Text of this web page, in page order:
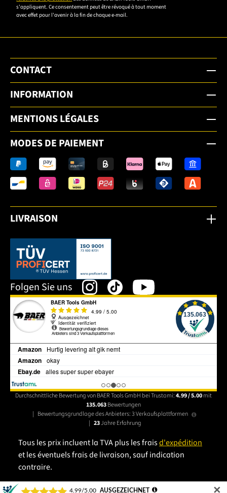
s'appliquent. Ce consentement peut être révoqué à tout moment
avec effet pour l'avenir à la fin de chaque e-mail.
CONTACT
INFORMATION
MENTIONS LÉGALES
MODES DE PAIEMENT
LIVRAISON
Dieser Link öffnet sich in einem neuen Tab.
Folgen Sie uns
Durchschnittliche Bewertung von BAER Tools GmbH bei Trustami:4.99 / 5.00mit
135.063Bewertungen
| Bewertungsgrundlage des Anbieters: 3 Verkaufsplattformen
| 23Jahre Erfahrung
Tous les prix incluent la TVA plus les fraisd'expédition
et les éventuels frais de livraison, sauf indication
contraire.